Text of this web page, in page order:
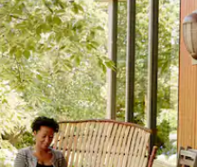
bas pour les parcourir ou en